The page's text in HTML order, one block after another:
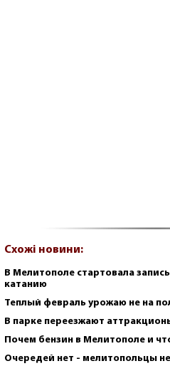
Схожі новини:
В Мелитополе стартовала
катанию
Теплый февраль урожаю не на
В парке переезжают
Почем бензин в Мелитополе и
Очередей нет - мелитопольцы